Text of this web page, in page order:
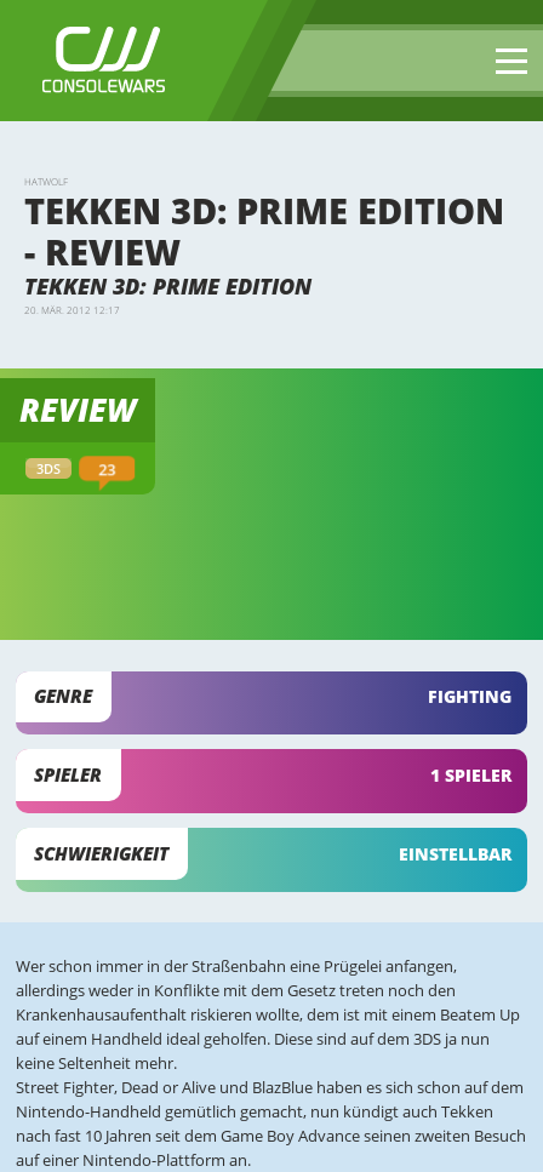
HATWOLF
TEKKEN 3D: PRIME EDITION
- REVIEW
TEKKEN 3D: PRIME EDITION
20. MÄR. 2012 12:17
REVIEW
3DS 23
GENRE FIGHTING
SPIELER 1 SPIELER
SCHWIERIGKEIT EINSTELLBAR
Wer schon immer in der Straßenbahn eine Prügelei anfangen,
allerdings weder in Konflikte mit dem Gesetz treten noch den
Krankenhausaufenthalt riskieren wollte, dem ist mit einem Beatem Up
auf einem Handheld ideal geholfen. Diese sind auf dem 3DS ja nun
keine Seltenheit mehr.
Street Fighter, Dead or Alive und BlazBlue haben es sich schon auf dem
Nintendo-Handheld gemütlich gemacht, nun kündigt auch Tekken
nach fast 10 Jahren seit dem Game Boy Advance seinen zweiten Besuch
auf einer Nintendo-Plattform an.